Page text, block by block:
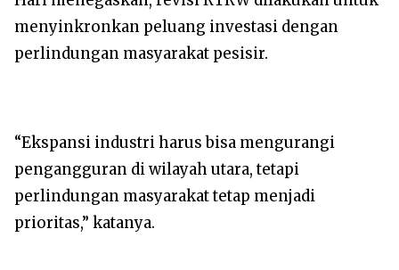
menyinkronkan peluang investasi dengan
perlindungan masyarakat pesisir.
“Ekspansi industri harus bisa mengurangi
pengangguran di wilayah utara, tetapi
perlindungan masyarakat tetap menjadi
prioritas,” katanya.